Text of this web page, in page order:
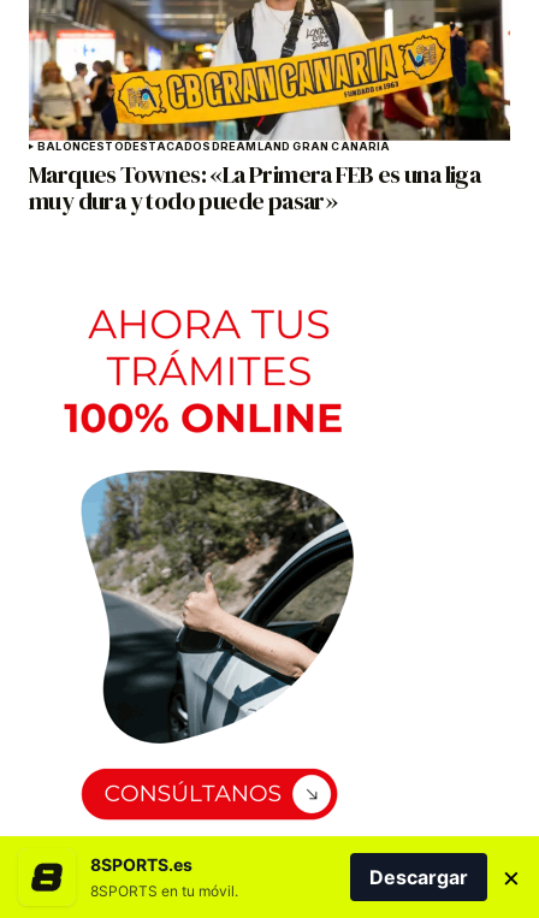
BALONCESTODESTACADOSDREAMLAND GRAN CANARIA
Marques Townes: «La Primera FEB es una liga
muy dura y todo puede pasar»
8SPORTS.es
8SPORTS en tu móvil.
Descargar ×